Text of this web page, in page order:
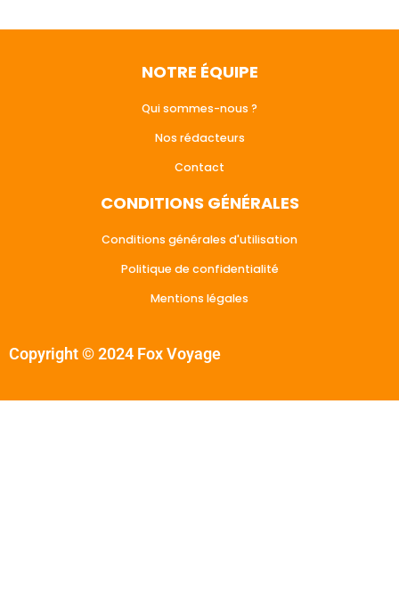
NOTRE ÉQUIPE
Qui sommes-nous ?
Nos rédacteurs
Contact
CONDITIONS GÉNÉRALES
Conditions générales d'utilisation
Politique de confidentialité
Mentions légales
Copyright © 2024 Fox Voyage